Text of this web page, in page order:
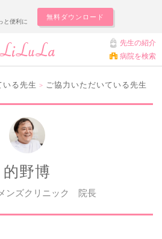
と便利に
無料ダウンロード
先生の紹介
病院を検索
いる先生 > ご協力いただいている先生
的野博
ンズクリニック 院長